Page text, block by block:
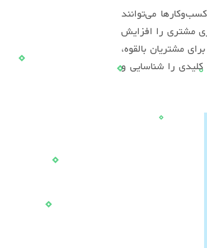
می‌توانند
مشتری را افزایش
مشتریان بالقوه،
کلیدی را شناسایی و